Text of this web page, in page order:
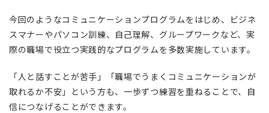
今回のようなコミュニケーションプログラムをはじめ、ビジネ
スマナーやパソコン訓練、自己理解、グループワークなど、実
際の職場で役立つ実践的なプログラムを多数実施しています。
「人と話すことが苦手」「職場でうまくコミュニケーションが
取れるか不安」という方も、一歩ずつ練習を重ねることで、自
信につなげることができます。